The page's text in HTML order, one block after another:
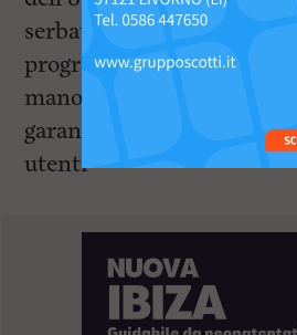
serbatoio di Stagno e
programmazione dei lavori
manovre gestionali, il
garantito, salvo
utenti